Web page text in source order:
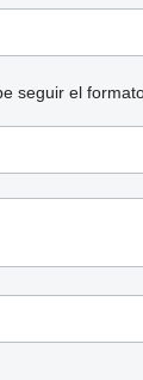
seguir el